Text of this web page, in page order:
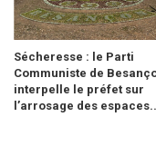
Sécheresse : le Parti
Communiste de
interpelle le préfet sur
l’arrosage des